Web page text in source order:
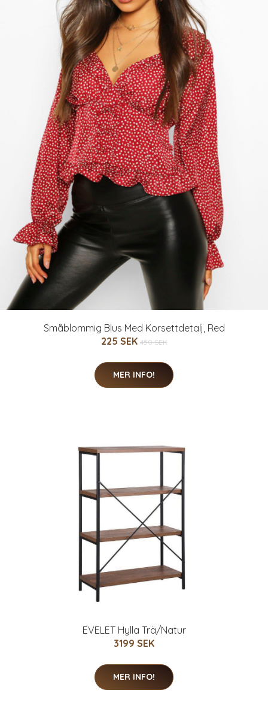
Småblommig Blus Med Korsettdetalj, Red
225 SEK 450 SEK
MER INFO!
EVELET Hylla Trä/Natur
3199 SEK
MER INFO!